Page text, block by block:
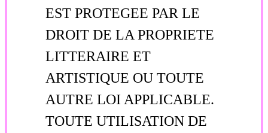
EST PROTEGEE PAR LE
DROIT DE LA PROPRIETE
LITTERAIRE ET
ARTISTIQUE OU TOUTE
AUTRE LOI APPLICABLE.
TOUTE UTILISATION DE